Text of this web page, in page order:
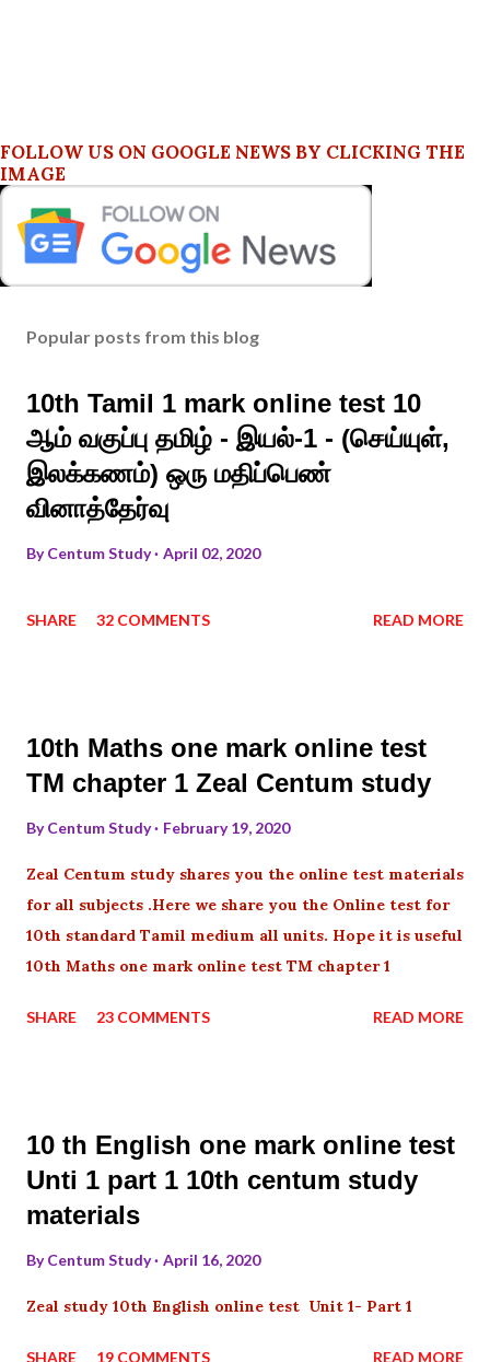
FOLLOW US ON GOOGLE NEWS BY CLICKING THE
IMAGE
Popular posts from this blog
10th Tamil 1 mark online test 10
ஆம் வகுப்பு தமிழ் - இயல்-1 - (செய்யுள்,
இலக்கணம்) ஒரு மதிப்பெண்
வினாத்தேர்வு
ByCentum Study April 02, 2020
SHARE 32 COMMENTS READ MORE
10th Maths one mark online test
TM chapter 1 Zeal Centum study
ByCentum Study February 19, 2020
Zeal Centum study shares you the online test materials
for all subjects .Here we share you the Online test for
10th standard Tamil medium all units. Hope it is useful
10th Maths one mark online test TM chapter 1
SHARE 23 COMMENTS READ MORE
10 th English one mark online test
Unti 1 part 1 10th centum study
materials
ByCentum Study April 16, 2020
Zeal study 10th English online test Unit 1- Part 1
SHARE 19 COMMENTS READ MORE